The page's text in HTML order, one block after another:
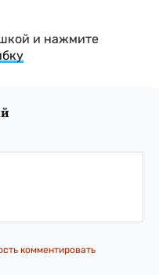
и нажмите
комментировать